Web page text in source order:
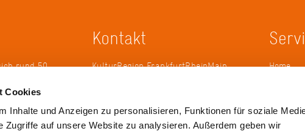
Cookies
Inhalte und Anzeigen zu personalisieren, Funktionen für soziale
Zugriffe auf unsere Website zu analysieren. Außerdem geben wir
rund 50
2005 die
Kontakt
KulturRegion FrankfurtRheinMain
Tel.: +49 69 2577-1700
Home